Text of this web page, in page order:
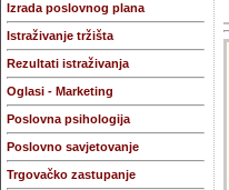
Izrada poslovnog plana
Istraživanje tržišta
Rezultati istraživanja
Oglasi - Marketing
Poslovna psihologija
Poslovno savjetovanje
Trgovačko zastupanje